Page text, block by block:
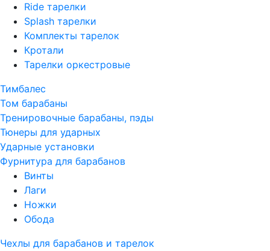
Ride тарелки
Splash тарелки
Комплекты тарелок
Кротали
Тарелки оркестровые
Тимбалес
Том барабаны
Тренировочные барабаны, пэды
Тюнеры для ударных
Ударные установки
Фурнитура для барабанов
Винты
Лаги
Ножки
Обода
Чехлы для барабанов и тарелок